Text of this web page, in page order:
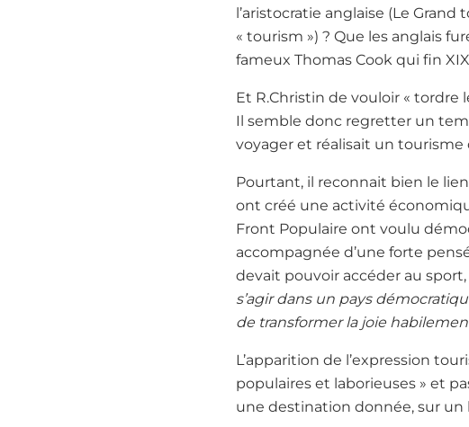
l’aristocratie anglaise (Le
« tourism ») ? Que les anglais
fameux Thomas Cook qui fin
Et R.Christin de vouloir « tordre
Il semble donc regretter un
voyager et réalisait un tourisme
Pourtant, il reconnait bien le
ont créé une activité
Front Populaire ont voulu
accompagnée d’une forte
devait pouvoir accéder au
s’agir dans un pays
de transformer la joie
L’apparition de l’expression
populaires et laborieuses » et
une destination donnée, sur un